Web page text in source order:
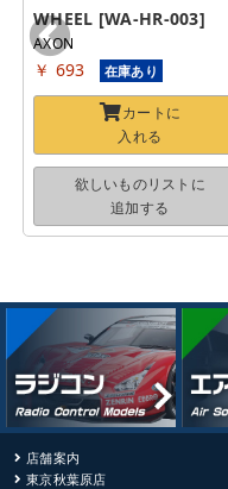
WHEEL [WA-HR-003]
AXON
￥ 693 在庫あり
カートに
入れる
欲しいものリストに
追加する
店舗案内
東京秋葉原店